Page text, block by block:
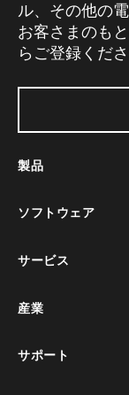
ル、その他の
お客さまのも
らご登録くださ
製品
ソフトウェア
サービス
産業
サポート